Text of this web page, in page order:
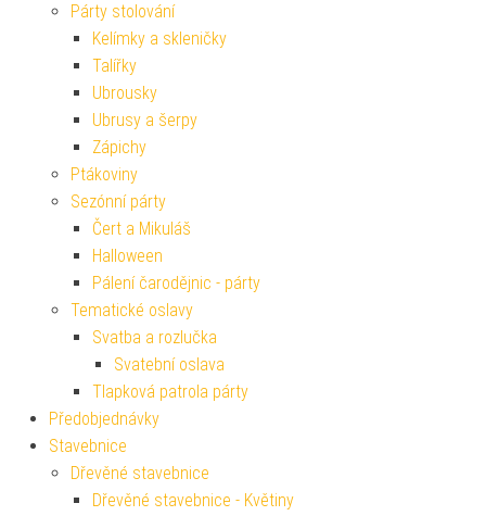
Párty stolování
Kelímky a skleničky
Talířky
Ubrousky
Ubrusy a šerpy
Zápichy
Ptákoviny
Sezónní párty
Čert a Mikuláš
Halloween
Pálení čarodějnic - párty
Tematické oslavy
Svatba a rozlučka
Svatební oslava
Tlapková patrola párty
Předobjednávky
Stavebnice
Dřevěné stavebnice
Dřevěné stavebnice - Květiny